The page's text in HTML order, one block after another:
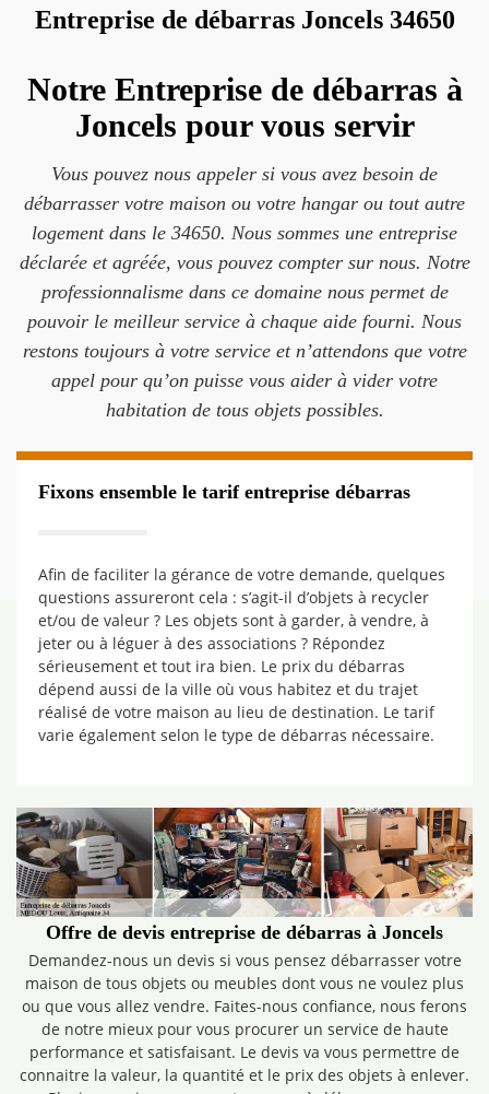
Entreprise de débarras Joncels 34650
Notre Entreprise de débarras à
Joncels pour vous servir
Vous pouvez nous appeler si vous avez besoin de
débarrasser votre maison ou votre hangar ou tout autre
logement dans le 34650. Nous sommes une entreprise
déclarée et agréée, vous pouvez compter sur nous. Notre
professionnalisme dans ce domaine nous permet de
pouvoir le meilleur service à chaque aide fourni. Nous
restons toujours à votre service et n’attendons que votre
appel pour qu’on puisse vous aider à vider votre
habitation de tous objets possibles.
Fixons ensemble le tarif entreprise débarras
Afin de faciliter la gérance de votre demande, quelques
questions assureront cela : s’agit-il d’objets à recycler
et/ou de valeur ? Les objets sont à garder, à vendre, à
jeter ou à léguer à des associations ? Répondez
sérieusement et tout ira bien. Le prix du débarras
dépend aussi de la ville où vous habitez et du trajet
réalisé de votre maison au lieu de destination. Le tarif
varie également selon le type de débarras nécessaire.
Offre de devis entreprise de débarras à Joncels
Demandez-nous un devis si vous pensez débarrasser votre
maison de tous objets ou meubles dont vous ne voulez plus
ou que vous allez vendre. Faites-nous confiance, nous ferons
de notre mieux pour vous procurer un service de haute
performance et satisfaisant. Le devis va vous permettre de
connaitre la valeur, la quantité et le prix des objets à enlever.